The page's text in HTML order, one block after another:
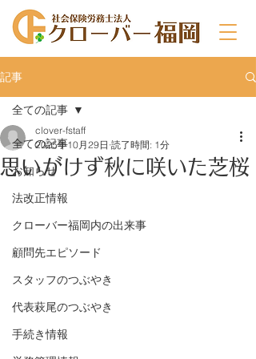
記事
全ての記事
お知らせ
法改正情報
クローバー福岡内の出来事
顧問先エピソード
スタッフのつぶやき
代表萩尾のつぶやき
手続き情報
全ての記事
思いがけず秋に咲いた芝桜
clover-fstaff
2025年10月29日 読了時間: 1分